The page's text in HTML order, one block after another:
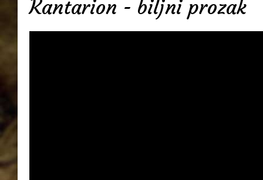
Kantarion - biljni prozak